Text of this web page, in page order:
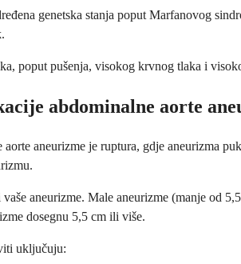
genetska stanja poput Marfanovog
poput pušenja, visokog krvnog tlaka i
abdominalne aorte
aneurizme je ruptura, gdje aneurizma
aneurizme. Male aneurizme (manje od
dosegnu 5,5 cm ili više.
uključuju: